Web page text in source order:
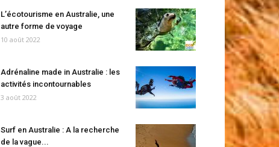
L’écotourisme en Australie, une
autre forme de voyage
10 août 2022
Adrénaline made in Australie : les
activités incontournables
3 août 2022
Surf en Australie : A la recherche
de la vague...